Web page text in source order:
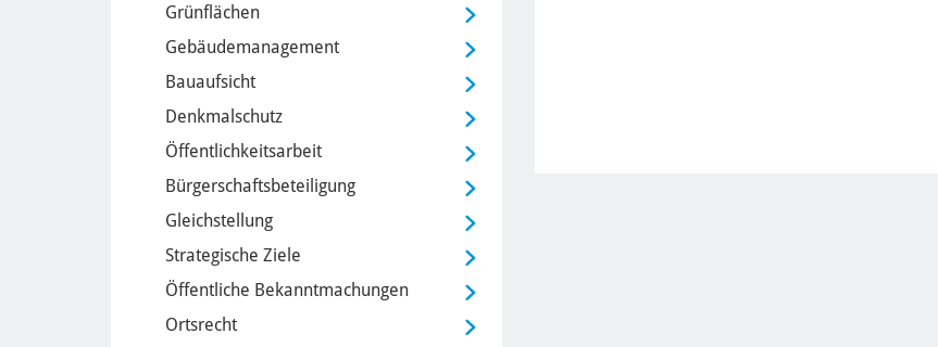
Grünflächen
Gebäudemanagement
Bauaufsicht
Denkmalschutz
Öffentlichkeitsarbeit
Bürgerschaftsbeteiligung
Gleichstellung
Strategische Ziele
Öffentliche Bekanntmachungen
Ortsrecht